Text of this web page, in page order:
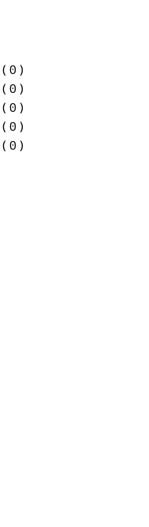
( 0 )
( 0 )
( 0 )
( 0 )
( 0 )